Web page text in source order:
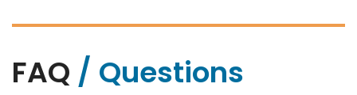
FAQ / Questions